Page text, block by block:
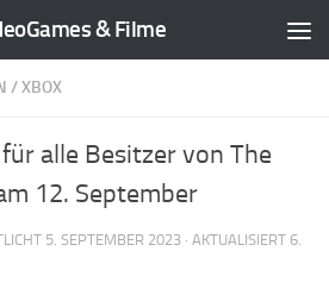
& Filme
/XBOX
alle Besitzer von The
12. September
5. SEPTEMBER 2023 · AKTUALISIERT 6.